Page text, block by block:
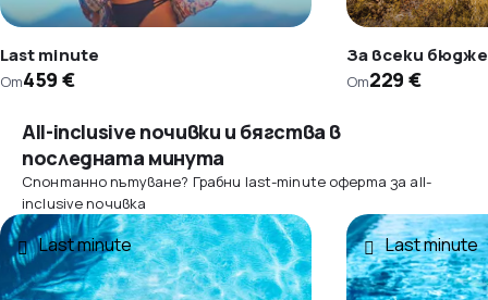
Last minute
От459 €
За всеки
От229 €
All-inclusive почивки и бягства в
последната минута
Спонтанно пътуване? Грабни last-minute оферта за all-
inclusive почивка
Last minute Last minute